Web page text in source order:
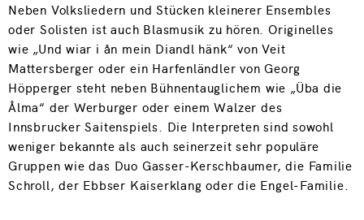
Neben Volksliedern und Stücken kleinerer Ensembles
oder Solisten ist auch Blasmusik zu hören. Originelles
wie „Und wiar i ån mein Diandl hänk“ von Veit
Mattersberger oder ein Harfenländler von Georg
Höpperger steht neben Bühnentauglichem wie „Üba die
Ålma“ der Werburger oder einem Walzer des
Innsbrucker Saitenspiels. Die Interpreten sind sowohl
weniger bekannte als auch seinerzeit sehr populäre
Gruppen wie das Duo Gasser-Kerschbaumer, die Familie
Schroll, der Ebbser Kaiserklang oder die Engel-Familie.